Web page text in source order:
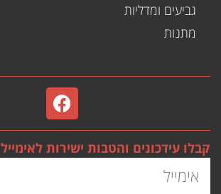
גביעים ומדליות
מתנות
קבלו עידכונים והטבות ישירות לאימייל